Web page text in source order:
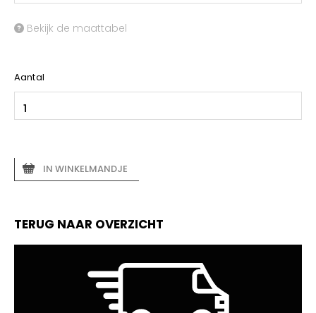
Bekijk de maattabel
Aantal
IN WINKELMANDJE
TERUG NAAR OVERZICHT